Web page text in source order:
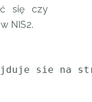
się czy
NIS2.
sie na